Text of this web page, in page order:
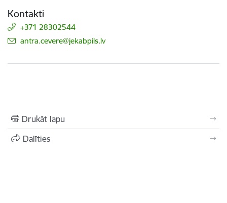
Kontakti
+371 28302544
E-pasts:
antra.cevere@jekabpils.lv
Drukāt lapu
Dalīties